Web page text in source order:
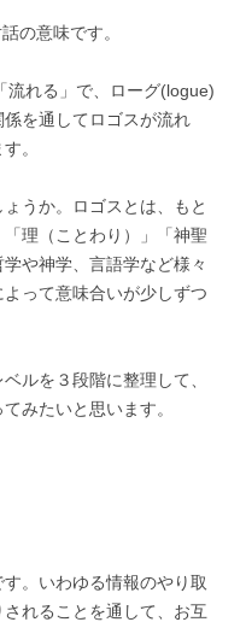
の意味です。
れる」で、ローグ(logue)
を通してロゴスが流れ
。
うか。ロゴスとは、もと
理（ことわり）」「神聖
や神学、言語学など様々
って意味合いが少しずつ
ルを３段階に整理して、
みたいと思います。
。いわゆる情報のやり取
れることを通して、お互